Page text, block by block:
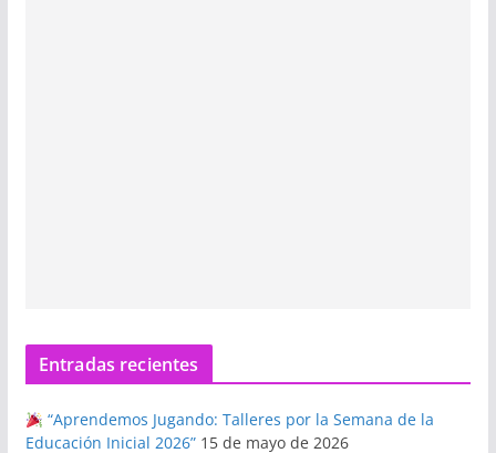
Entradas recientes
“Aprendemos Jugando: Talleres por la Semana de la
Educación Inicial 2026” 15 de mayo de 2026